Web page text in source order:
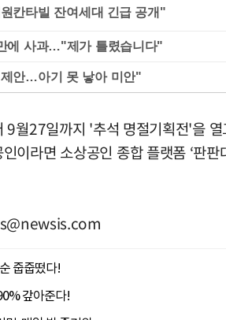
에 사과…"제가 틀렸습니다"
안…아기 못 낳아 미안"
9월27일까지 '추석 명절기획전'을
이라면 소상공인 종합 플랫폼 ‘판